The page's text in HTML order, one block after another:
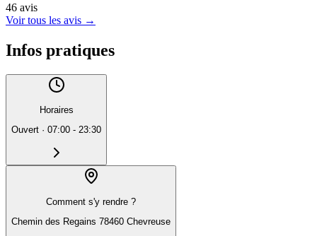
46 avis
Voir tous les avis →
Infos pratiques
Horaires
Ouvert · 07:00 - 23:30
Comment s'y rendre ?
Chemin des Regains 78460 Chevreuse